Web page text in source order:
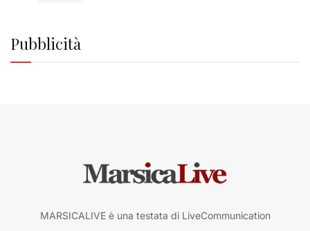
Pubblicità
MARSICALIVE è una testata di LiveCommunication